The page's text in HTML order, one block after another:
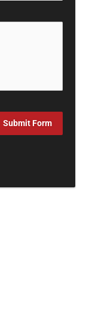
Submit Form